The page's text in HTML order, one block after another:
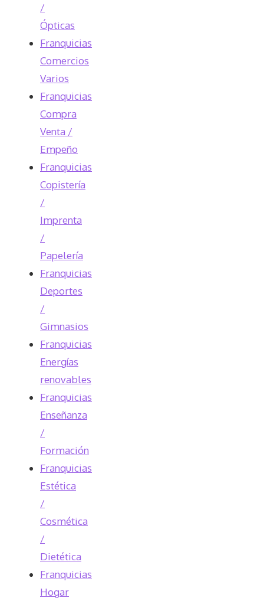
/
Ópticas
Franquicias
Comercios
Varios
Franquicias
Compra
Venta /
Empeño
Franquicias
Copistería
/
Imprenta
/
Papelería
Franquicias
Deportes
/
Gimnasios
Franquicias
Energías
renovables
Franquicias
Enseñanza
/
Formación
Franquicias
Estética
/
Cosmética
/
Dietética
Franquicias
Hogar